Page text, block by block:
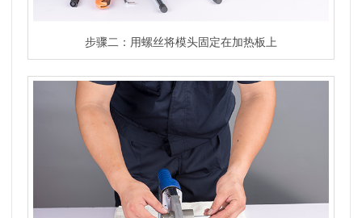
步骤二：用螺丝将模头固定在加热板上